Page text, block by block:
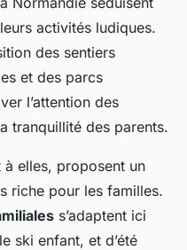
activités ludiques.
des sentiers
et des parcs
l’attention des
tranquillité des parents.
à elles, proposent un
riche pour les familles.
s’adaptent ici
ski enfant, et d’été